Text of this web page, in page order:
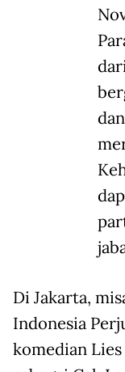
Di Jakarta,
Indonesia
komedian